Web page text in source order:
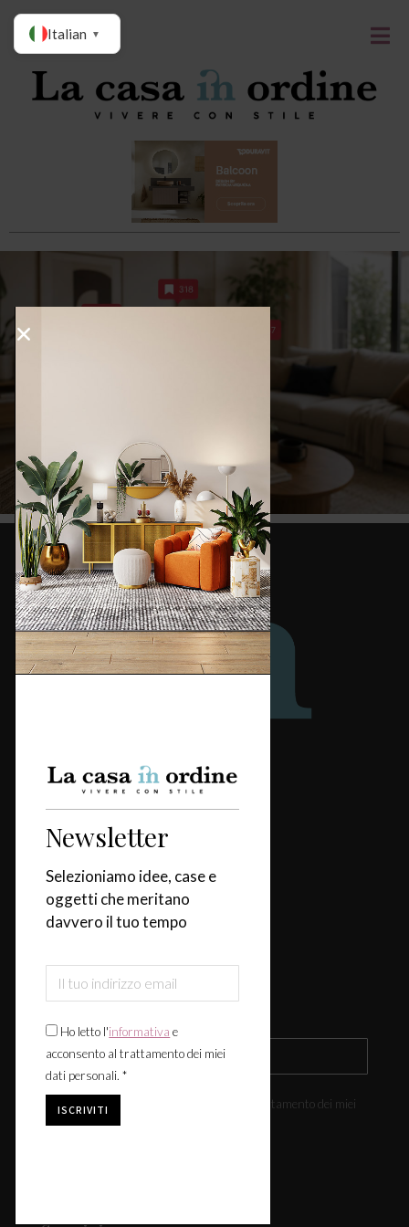
Categorie
Casa
Design & Tendenze
Tavola
Ho letto l'informativa
e acconsento al trattamento dei miei
dati personali. *
Italian ▼
Newsletter
Selezioniamo idee, case e
oggetti che meritano
davvero il tuo tempo
Ho letto l'informativa e
acconsento al trattamento dei miei
dati personali. *